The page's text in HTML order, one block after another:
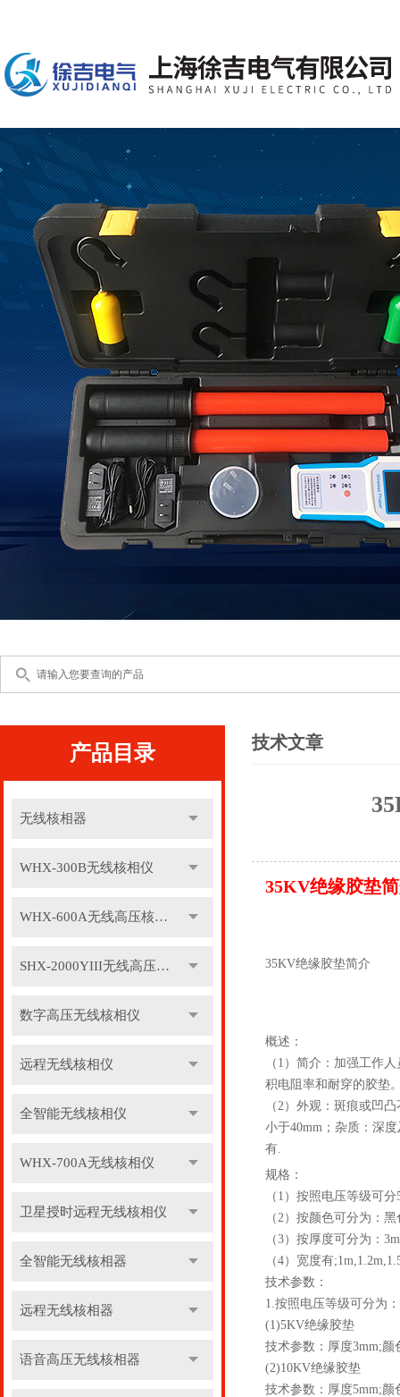
产品目录
无线核相器
WHX-300B无线核相仪
WHX-600A无线高压核相仪
SHX-2000YIII无线高压核相仪
数字高压无线核相仪
远程无线核相仪
全智能无线核相仪
WHX-700A无线核相仪
卫星授时远程无线核相仪
全智能无线核相器
远程无线核相器
语音高压无线核相器
技术文章
35KV绝缘胶垫
35KV绝缘胶垫简介
概述：
（1）简介：加强工作
积电阻率和耐穿的胶垫
（2）外观：斑痕或凹
小于40mm；杂质：深
有.
规格：
（1）按照电压等级可
（2）按颜色可分为：
（3）按厚度可分为：
（4）宽度有
技术参数：
1.按照电压等级可分为：
(1)5KV绝缘胶垫
技术参数：厚度3mm;颜
(2)10KV绝缘胶垫
技术参数：厚度5mm;颜